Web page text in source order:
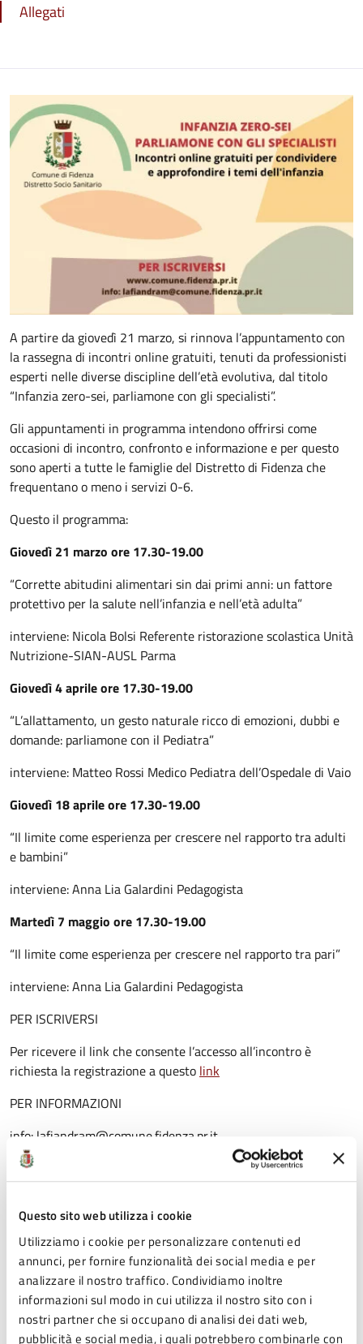
Questo sito web utilizza i cookie
Utilizziamo i cookie per personalizzare contenuti ed
annunci, per fornire funzionalità dei social media e per
analizzare il nostro traffico. Condividiamo inoltre
informazioni sul modo in cui utilizza il nostro sito con i
nostri partner che si occupano di analisi dei dati web,
pubblicità e social media, i quali potrebbero combinarle con
Allegati
A partire da giovedì 21 marzo, si rinnova l’appuntamento con
la rassegna di incontri online gratuiti, tenuti da professionisti
esperti nelle diverse discipline dell’età evolutiva, dal titolo
“Infanzia zero-sei, parliamone con gli specialisti”.
Gli appuntamenti in programma intendono offrirsi come
occasioni di incontro, confronto e informazione e per questo
sono aperti a tutte le famiglie del Distretto di Fidenza che
frequentano o meno i servizi 0-6.
Questo il programma:
Giovedì 21 marzo ore 17.30-19.00
“Corrette abitudini alimentari sin dai primi anni: un fattore
protettivo per la salute nell’infanzia e nell’età adulta”
interviene: Nicola Bolsi Referente ristorazione scolastica Unità
Nutrizione-SIAN-AUSL Parma
Giovedì 4 aprile ore 17.30-19.00
“L’allattamento, un gesto naturale ricco di emozioni, dubbi e
domande: parliamone con il Pediatra”
interviene: Matteo Rossi Medico Pediatra dell’Ospedale di Vaio
Giovedì 18 aprile ore 17.30-19.00
“Il limite come esperienza per crescere nel rapporto tra adulti
e bambini”
interviene: Anna Lia Galardini Pedagogista
Martedì 7 maggio ore 17.30-19.00
“Il limite come esperienza per crescere nel rapporto tra pari”
interviene: Anna Lia Galardini Pedagogista
PER ISCRIVERSI
Per ricevere il link che consente l’accesso all’incontro è
richiesta la registrazione a questo link
PER INFORMAZIONI
info: lafiandram@comune.fidenza.pr.it
Iscrizioni
Clicca qui per iscriverti
Allegati